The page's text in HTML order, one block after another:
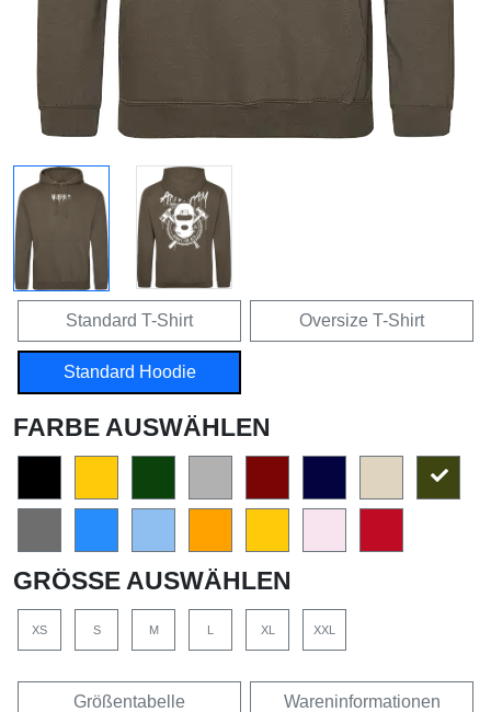
Standard T-Shirt Oversize T-Shirt
Standard Hoodie
FARBE AUSWÄHLEN
GRÖSSE AUSWÄHLEN
XS S M L XL XXL
Größentabelle Wareninformationen